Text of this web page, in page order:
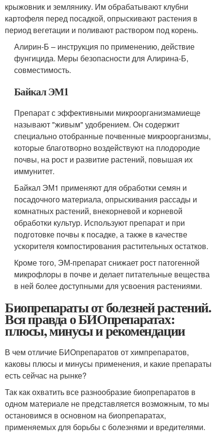
крыжовник и землянику. Им обрабатывают клубни
картофеля перед посадкой, опрыскивают растения в
период вегетации и поливают раствором под корень.
Алирин-Б – инструкция по применению, действие
фунгицида. Меры безопасности для Алирина-Б,
совместимость.
Байкал ЭМ1
Препарат с эффективными микроорганизмамиеще
называют "живым" удобрением. Он содержит
специально отобранные почвенные микроорганизмы,
которые благотворно воздействуют на плодородие
почвы, на рост и развитие растений, повышая их
иммунитет.
Байкал ЭМ1 применяют для обработки семян и
посадочного материала, опрыскивания рассады и
комнатных растений, внекорневой и корневой
обработки культур. Используют препарат и при
подготовке почвы к посадке, а также в качестве
ускорителя компостирования растительных остатков.
Кроме того, ЭМ-препарат снижает рост патогенной
микрофлоры в почве и делает питательные вещества
в ней более доступными для усвоения растениями.
Биопрепараты от болезней растений.
Вся правда о БИОпрепаратах:
плюсы, минусы и рекомендации
В чем отличие БИОпрепаратов от химпрепаратов,
каковы плюсы и минусы применения, и какие препараты
есть сейчас на рынке?
Так как охватить все разнообразие биопрепаратов в
одном материале не представляется возможным, то мы
остановимся в основном на биопрепаратах,
применяемых для борьбы с болезнями и вредителями.